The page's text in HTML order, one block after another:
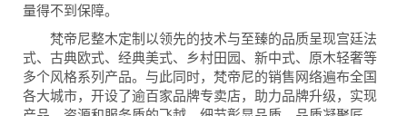
量得不到保障。
梵帝尼整木定制以领先的技术与至臻的品质呈现宫廷法
式、古典欧式、经典美式、乡村田园、新中式、原木轻奢等
多个风格系列产品。与此同时，梵帝尼的销售网络遍布全国
各大城市，开设了逾百家品牌专卖店，助力品牌升级，实现